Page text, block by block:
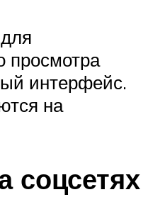
просмотра
интерфейс.
на
соцсетях